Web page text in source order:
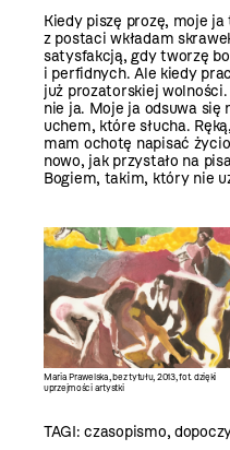
Kiedy piszę prozę, moje
z postaci wkładam
satysfakcją, gdy tworzę
i perfidnych. Ale kiedy
już prozatorskiej
nie ja. Moje ja odsuwa się
uchem, które słucha.
mam ochotę napisać
nowo, jak przystało na
Bogiem, takim, który nie
Maria Prawelska, bez tytułu, 2013, fot. dzięki
uprzejmości artystki
TAGI:czasopismo,